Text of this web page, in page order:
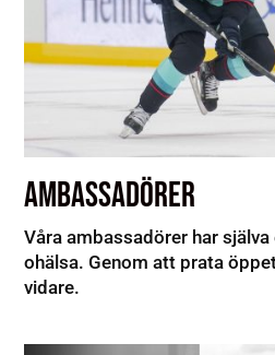
AMBASSADÖRER
Våra ambassadörer har
ohälsa. Genom att prata
vidare.